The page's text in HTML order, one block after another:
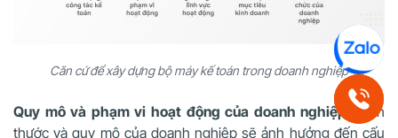
Căn cứ để xây dựng bộ máy kế toán trong doanh nghiệp
Quy mô và phạm vi hoạt động của doanh nghiệp:
Kích
thước và quy mô của doanh nghiệp sẽ ảnh hưởng đến cấu